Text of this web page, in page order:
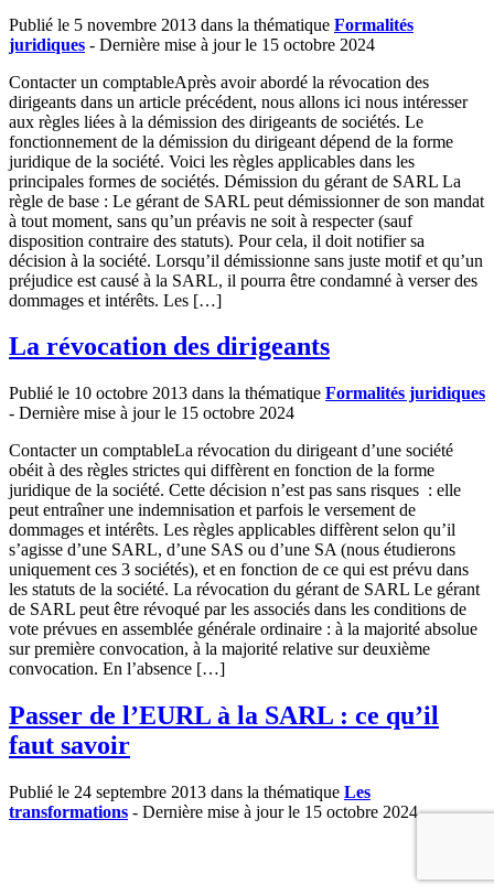
Publié le 5 novembre 2013 dans la thématique Formalités
juridiques - Dernière mise à jour le 15 octobre 2024
Contacter un comptableAprès avoir abordé la révocation des
dirigeants dans un article précédent, nous allons ici nous intéresser
aux règles liées à la démission des dirigeants de sociétés. Le
fonctionnement de la démission du dirigeant dépend de la forme
juridique de la société. Voici les règles applicables dans les
principales formes de sociétés. Démission du gérant de SARL La
règle de base : Le gérant de SARL peut démissionner de son mandat
à tout moment, sans qu’un préavis ne soit à respecter (sauf
disposition contraire des statuts). Pour cela, il doit notifier sa
décision à la société. Lorsqu’il démissionne sans juste motif et qu’un
préjudice est causé à la SARL, il pourra être condamné à verser des
dommages et intérêts. Les […]
La révocation des dirigeants
Publié le 10 octobre 2013 dans la thématique Formalités juridiques
- Dernière mise à jour le 15 octobre 2024
Contacter un comptableLa révocation du dirigeant d’une société
obéit à des règles strictes qui diffèrent en fonction de la forme
juridique de la société. Cette décision n’est pas sans risques : elle
peut entraîner une indemnisation et parfois le versement de
dommages et intérêts. Les règles applicables diffèrent selon qu’il
s’agisse d’une SARL, d’une SAS ou d’une SA (nous étudierons
uniquement ces 3 sociétés), et en fonction de ce qui est prévu dans
les statuts de la société. La révocation du gérant de SARL Le gérant
de SARL peut être révoqué par les associés dans les conditions de
vote prévues en assemblée générale ordinaire : à la majorité absolue
sur première convocation, à la majorité relative sur deuxième
convocation. En l’absence […]
Passer de l’EURL à la SARL : ce qu’il
faut savoir
Publié le 24 septembre 2013 dans la thématique Les
transformations - Dernière mise à jour le 15 octobre 2024